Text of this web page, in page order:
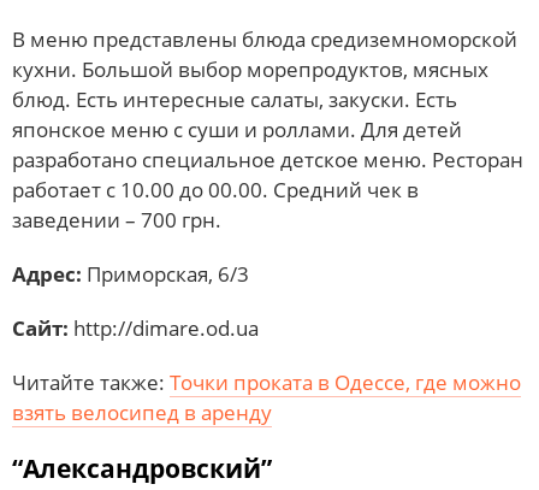
В меню представлены блюда средиземноморской
кухни. Большой выбор морепродуктов, мясных
блюд. Есть интересные салаты, закуски. Есть
японское меню с суши и роллами. Для детей
разработано специальное детское меню. Ресторан
работает с 10.00 до 00.00. Средний чек в
заведении – 700 грн.
Адрес: Приморская, 6/3
Сайт: http://dimare.od.ua
Читайте также: Точки проката в Одессе, где можно
взять велосипед в аренду
“Александровский”